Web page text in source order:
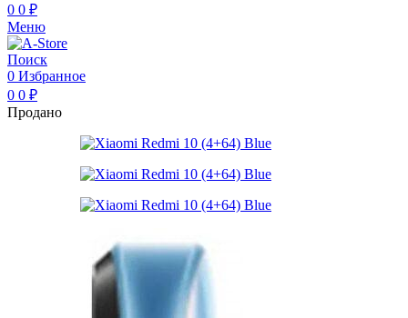
0 0 ₽
Меню
Поиск
0 Избранное
0 0 ₽
Продано